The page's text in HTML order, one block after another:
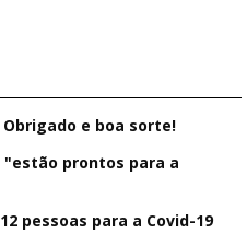
Obrigado e boa sorte!
"estão prontos para a
pessoas para a Covid-19